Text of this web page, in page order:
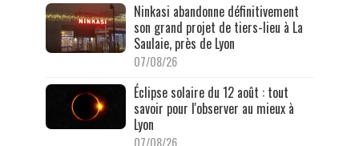
Ninkasi abandonne définitivement
son grand projet de tiers-lieu à La
Saulaie, près de Lyon
07/08/26
Éclipse solaire du 12 août : tout
savoir pour l'observer au mieux à
Lyon
07/08/26